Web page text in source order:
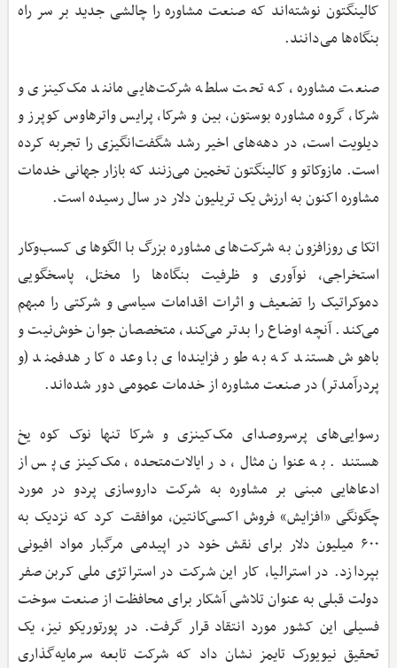
کالینگتون نوشته‌اند که صنعت مشاوره را چالشی جدید بر سر راه
بنگاه‌ها می‌دانند.
صنعت مشاوره، که تحت سلطه شرکت‌هایی مانند مک‌کینزی و
شرکا، گروه مشاوره بوستون، بین و شرکا، پرایس واترهاوس کوپرز و
دیلویت است، در دهه‌های اخیر رشد شگفت‌انگیزی را تجربه کرده
است. مازوکاتو و کالینگتون تخمین می‌زنند که بازار جهانی خدمات
مشاوره اکنون به ارزش یک تریلیون دلار در سال رسیده است.
اتکای روزافزون به شرکت‌های مشاوره بزرگ با الگو‌های کسب‌وکار
استخراجی، نوآوری و ظرفیت بنگاه‌ها را مختل، پاسخگویی
دموکراتیک را تضعیف و اثرات اقدامات سیاسی و شرکتی را مبهم
می‌کند. آنچه اوضاع را بدتر می‌کند، متخصصان جوان خوش‌نیت و
باهوش هستند که به طور فزاینده‌ای با وعده کار هدفمند (و
پردرآمدتر) در صنعت مشاوره از خدمات عمومی دور شده‌اند.
رسوایی‌های پرسروصدای مک‌کینزی و شرکا تنها نوک کوه یخ
هستند. به عنوان مثال، در ایالات‌متحده، مک‌کینزی پس از
ادعاهایی مبنی بر مشاوره به شرکت داروسازی پردو در مورد
چگونگی «افزایش» فروش اکسی‌کانتین، موافقت کرد که نزدیک به
۶۰۰ میلیون دلار برای نقش خود در اپیدمی مرگبار مواد افیونی
بپردازد. در استرالیا، کار این شرکت در استراتژی ملی کربن صفر
دولت قبلی به عنوان تلاشی آشکار برای محافظت از صنعت سوخت
فسیلی این کشور مورد انتقاد قرار گرفت. در پورتوریکو نیز، یک
تحقیق نیویورک تایمز نشان داد که شرکت تابعه سرمایه‌گذاری